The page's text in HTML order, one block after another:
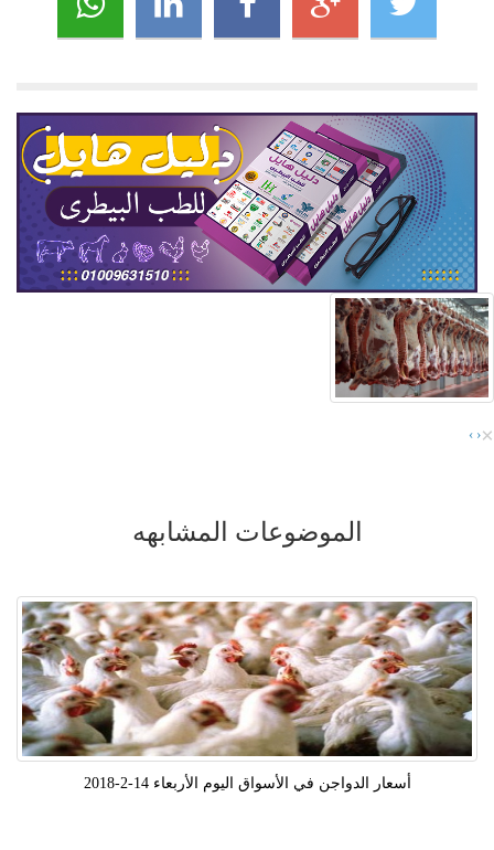
‹
› ×
الموضوعات المشابهه
أسعار الدواجن في الأسواق اليوم الأربعاء 14-2-2018